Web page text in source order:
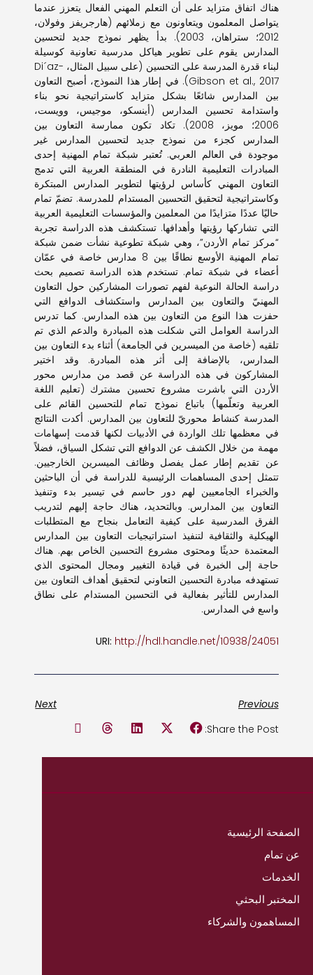
هناك اتفاق متزايد على أن التعلم المهني الفعال يتعزز عندما
يتواصل المعلمون ويتعاونون مع زملائهم (هارجريفز وفولان،
2012؛ ستراهان، 2003). بدأ يظهر نموذج جديد لتحسين
المدارس يقوم على تطوير هياكل مدرسية تعاونية كوسيلة
لبناء قدرة المدرسة على التحسين (على سبيل المثال، Di´az-
Gibson et al., 2017). في إطار هذا النموذج، أصبح التعاون
بين المدارس شائعًا بشكل متزايد كاستراتيجية نحو بناء
واستدامة تحسين المدارس (أينسكو، موجيس، وويست،
2006؛ مويز، 2008). تكاد تكون ممارسة التعاون بين
المدارس كجزء من نموذج جديد لتحسين المدارس غير
موجودة في العالم العربي. تُعتبر شبكة تمام المهنية إحدى
المبادرات التعليمية النادرة في المنطقة العربية التي تدمج
التعاون المهني كأساس لرؤيتها لتطوير المدارس المبتكرة
وكاستراتيجية لتحقيق التحسين المستدام للمدرسة. تضمّ تمام
حاليًا عددًا متزايدًا من المعلمين والمؤسسات التعليمية العربية
التي تشاركها رؤيتها وأهدافها. تستكشف هذه الدراسة تجربة
“مركز تمام الأردن”، وهي شبكة تطوعية نشأت ضمن شبكة
تمام المهنية الأوسع نطاقًا بين 8 مدارس خاصة في عمّان
أعضاء في شبكة تمام. تستخدم هذه الدراسة تصميم بحث
دراسة الحالة النوعية لفهم تصورات المشاركين حول التعاون
المهنيّ والتعاون بين المدارس واستكشاف الدوافع التي
حفزت هذا النوع من التعاون بين هذه المدارس. كما تدرس
الدراسة العوامل التي شكلت هذه المبادرة والدعم الذي تم
تلقيه (خاصة من الميسرين في الجامعة) أثناء بدء التعاون بين
المدارس، بالإضافة إلى أثر هذه المبادرة. وقد اختير
المشاركون في هذه الدراسة عن قصد من مدارس محور
الأردن التي باشرت مشروع تحسين مشترك (تعليم اللغة
العربية وتعلّمها) باتباع نموذج تمام للتحسين القائم على
المدرسة كنشاط محوريّ للتعاون بين المدارس. أكدت النتائج
في معظمها تلك الواردة في الأدبيات لكنها قدمت إسهامات
مهمة من خلال الكشف عن الدوافع التي تشكل السياق، فضلاً
عن تقديم إطار عمل يفصل وظائف الميسرين الخارجيين.
تتمثل إحدى المساهمات الرئيسية للدراسة في أن الباحثين
والخبراء الجامعيين لهم دور حاسم في تيسير بدء وتنفيذ
التعاون بين المدارس. وبالتحديد، هناك حاجة إليهم لتدريب
الفرق المدرسية على كيفية التعامل بنجاح مع المتطلبات
الهيكلية والثقافية لتنفيذ استراتيجيات التعاون بين المدارس
المعتمدة حديثًا ومحتوى مشروع التحسين الخاص بهم. هناك
حاجة إلى الخبرة في قيادة التغيير ومجال المحتوى الذي
تستهدفه مبادرة التحسين التعاوني لتحقيق أهداف التعاون بين
المدارس للتأثير بفعالية في التحسين المستدام على نطاق
واسع في المدارس.
URI: http://hdl.handle.net/10938/24051
Previous
Next
Share the Post:
الصفحة الرئيسية
عن تمام
الخدمات
المختبر البحثي
المساهمون والشركاء